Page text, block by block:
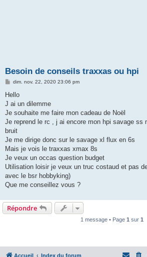
Besoin de conseils traxxas ou hpi
M
s
a
g
dim. nov. 22, 2020 23:06 pm
Hello
J ai un dilemme
Je souhaite me faire mon cadeau de Noël
Je reprend le rc , j ai encore mon hpi savage ss
bruit
Je me dirige donc sur le savage xl flux en 6s
Mais je vois le traxxas xmax 8s
Je veux un occas question budget
Utilisation loisir je veux un truc costaud et pas
avec le bsr hobbyking)
Que me conseillez vous ?
Répondre
1 message • Page 1 sur 1
Accueil Index du forum